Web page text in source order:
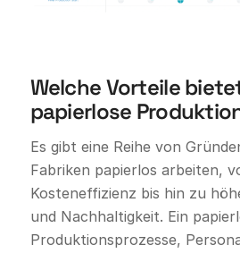
Welche Vorteile
papierlose
Es gibt eine Reihe von
Fabriken papierlos arbeiten,
Kosteneffizienz bis hin zu
und Nachhaltigkeit. Ein
Produktionsprozesse,